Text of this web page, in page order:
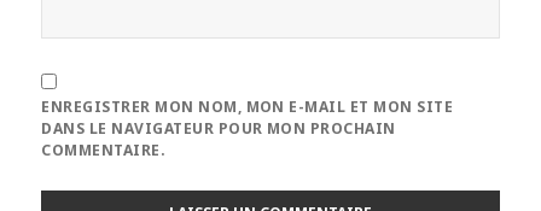
ENREGISTRER MON NOM, MON E-MAIL ET MON SITE
DANS LE NAVIGATEUR POUR MON PROCHAIN
COMMENTAIRE.